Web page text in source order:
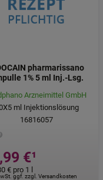
pharmarissano
1% 5 ml Inj.-Lsg.
Arzneimittel GmbH
ml Injektionslösung
16816057
€¹
ggf. zzgl. Versandkosten
€ pro 1 l